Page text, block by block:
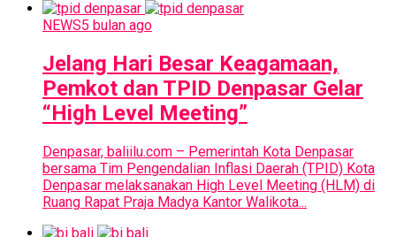
NEWS5 bulan ago
Jelang Hari Besar Keagamaan,
Pemkot dan TPID Denpasar Gelar
“High Level Meeting”
Denpasar, baliilu.com – Pemerintah Kota Denpasar
bersama Tim Pengendalian Inflasi Daerah (TPID) Kota
Denpasar melaksanakan High Level Meeting (HLM) di
Ruang Rapat Praja Madya Kantor Walikota...